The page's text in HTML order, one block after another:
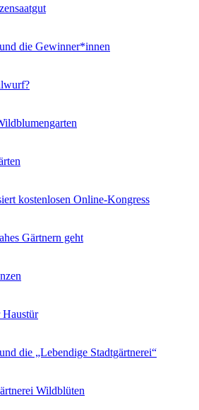
die Gewinner*innen
kostenlosen Online-Kongress
Gärtnern geht
Haustür
die „Lebendige Stadtgärtnerei“
Wildblüten